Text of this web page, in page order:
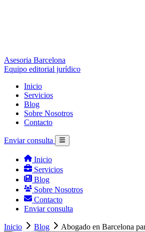
Asesoria Barcelona
Equipo editorial jurídico
Inicio
Servicios
Blog
Sobre Nosotros
Contacto
Enviar consulta
Inicio
Servicios
Blog
Sobre Nosotros
Contacto
Enviar consulta
Inicio Blog Abogado en Barcelona